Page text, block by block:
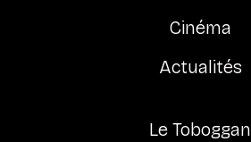
Cinéma
Actualités
Le Toboggan